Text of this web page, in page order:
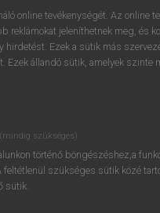
online tevékenységét. Az online
reklámokat jeleníthetnek meg, és
hirdetést. Ezek a sütik más
Ezek állandó sütik, amelyek szinte
(mindig szükséges)
történő böngészéshez,a
feltétlenül szükséges sütik közé
sütik.